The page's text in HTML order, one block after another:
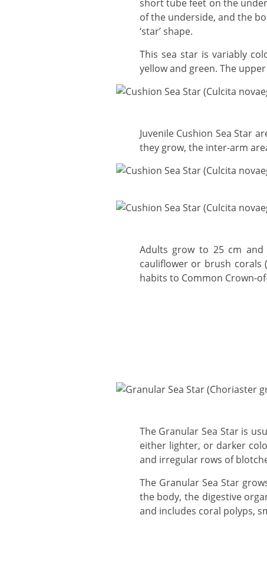
short tube feet on the
of the underside, and the
‘star’ shape.
This sea star is variably coloured, and includes mottling with darker and lighter shades of fawn, brown, orange,
yellow and green. The
Juvenile Cushion Sea Star are flat, olive coloured and star-shaped, with five short arms in the range 5 cm - 8 cm. As
they grow, the inter-arm
Adults grow to 25 cm and feed nocturnally on hard corals, especially branching corals (family Acropora) and
cauliflower or brush corals
habits to Common Crown-
The Granular Sea Star is usually a brownish to tan colour, sometimes orangish-brown, the short stubby arms with
either lighter, or darker
and irregular rows of
The Granular Sea Star grows to 25 cm and feeds similarly to other sea stars, with the mouth on the underside of
the body, the digestive
and includes coral polyps,